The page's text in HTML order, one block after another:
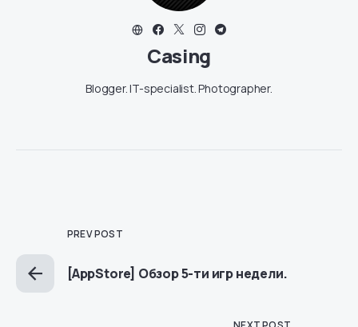
Casing
Blogger. IT-specialist. Photographer.
PREV POST
[AppStore] Обзор 5-ти игр недели.